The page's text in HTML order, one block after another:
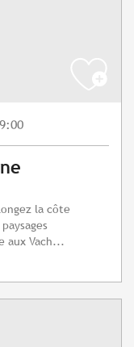
la côte
aux Vach...